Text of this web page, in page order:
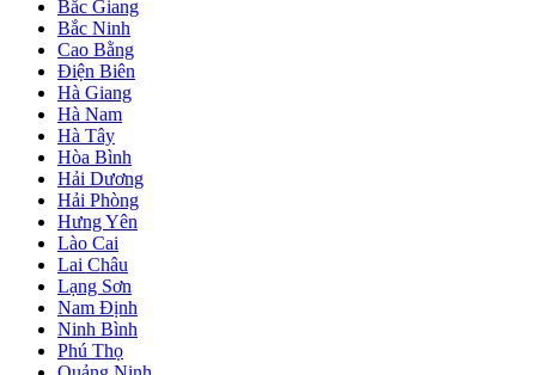
Bắc Giang
Bắc Ninh
Cao Bằng
Điện Biên
Hà Giang
Hà Nam
Hà Tây
Hòa Bình
Hải Dương
Hải Phòng
Hưng Yên
Lào Cai
Lai Châu
Lạng Sơn
Nam Định
Ninh Bình
Phú Thọ